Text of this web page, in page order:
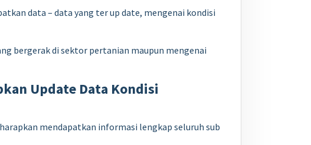
data – data yang ter up date, mengenai kondisi
bergerak di sektor pertanian maupun mengenai
Update Data Kondisi
mendapatkan informasi lengkap seluruh sub